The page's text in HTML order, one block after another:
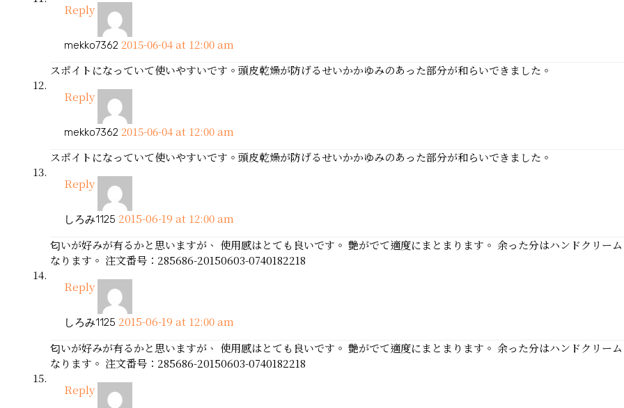
Reply
mekko7362 2015-06-04 at 12:00 am
スポイトになっていて使いやすいです。頭皮乾燥が防げるせいかかゆみのあった部分が和らいできました。
Reply
mekko7362 2015-06-04 at 12:00 am
スポイトになっていて使いやすいです。頭皮乾燥が防げるせいかかゆみのあった部分が和らいできました。
Reply
しろみ1125 2015-06-19 at 12:00 am
匂いが好みが有るかと思いますが、 使用感はとても良いです。 艶がでて適度にまとまります。 余った分はハンドクリー
なります。 注文番号：285686-20150603-0740182218
Reply
しろみ1125 2015-06-19 at 12:00 am
匂いが好みが有るかと思いますが、 使用感はとても良いです。 艶がでて適度にまとまります。 余った分はハンドクリー
なります。 注文番号：285686-20150603-0740182218
Reply